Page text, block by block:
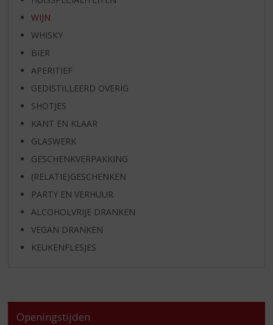
WIJN
WHISKY
BIER
APERITIEF
GEDISTILLEERD OVERIG
SHOTJES
KANT EN KLAAR
GLASWERK
GESCHENKVERPAKKING
(RELATIE)GESCHENKEN
PARTY EN VERHUUR
ALCOHOLVRIJE DRANKEN
VEGAN DRANKEN
KEUKENFLESJES
Openingstijden